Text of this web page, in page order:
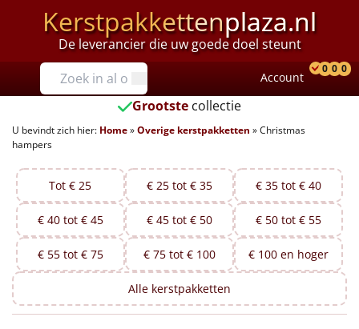
Kerstpakkettenplaza.nl
De leverancier die uw goede doel steunt
Prijzen
Tot €25
€25 tot €35
€35 tot €40
€40 tot €45
€45 tot €50
€50 tot €55
Account
0 0 0
Grootste collectie
U bevindt zich hier: Home»Overige kerstpakketten »Christmas
hampers
Tot € 25 € 25 tot € 35 € 35 tot € 40
€ 40 tot € 45 € 45 tot € 50 € 50 tot € 55
€ 55 tot € 75 € 75 tot € 100 € 100 en hoger
Alle kerstpakketten